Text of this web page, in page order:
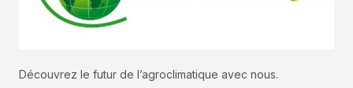
Découvrez le futur de l’agroclimatique avec nous.